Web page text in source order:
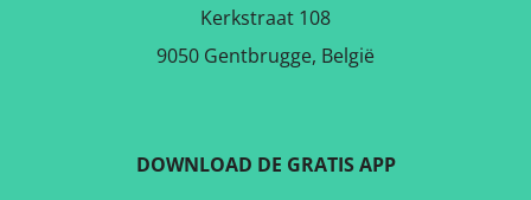
Kerkstraat 108
9050 Gentbrugge, België
DOWNLOAD DE GRATIS APP